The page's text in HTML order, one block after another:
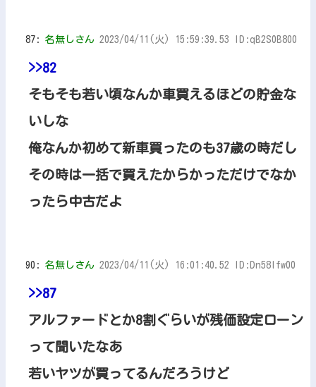
87: 名無しさん 2023/04/11(火) 15:59:39.53 ID:qB2S0B800
>>82
そもそも若い頃なんか車買えるほどの貯金な
いしな
俺なんか初めて新車買ったのも37歳の時だし
その時は一括で買えたからかっただけでなか
ったら中古だよ
90: 名無しさん 2023/04/11(火) 16:01:40.52 ID:Dn58Ifw00
>>87
アルファードとか8割ぐらいが残価設定ローン
って聞いたなあ
若いヤツが買ってるんだろうけど